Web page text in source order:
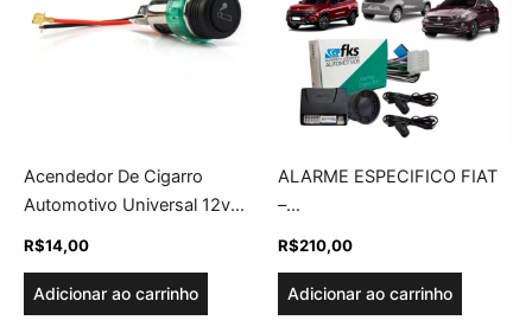
Acendedor De Cigarro
Automotivo Universal 12v
GPS E Celular – Cinoy
R$14,00
Adicionar ao carrinho
ALARME ESPECIFICO FIAT
–
UNO/MOBI/TORO/CRONOS
R$210,00
Adicionar ao carrinho